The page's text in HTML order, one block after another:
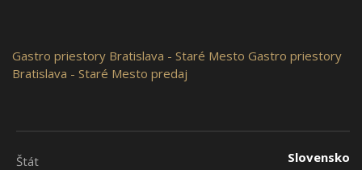
Gastro priestory Bratislava - Staré Mesto Gastro priestory
Bratislava - Staré Mesto predaj
Štát
Slovensko